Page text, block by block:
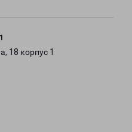
18 корпус 1